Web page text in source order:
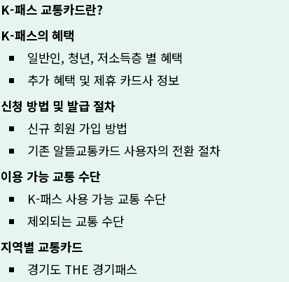
K-패스 교통카드란?
K-패스의 혜택
일반인, 청년, 저소득층 별 혜택
추가 혜택 및 제휴 카드사 정보
신청 방법 및 발급 절차
신규 회원 가입 방법
기존 알뜰교통카드 사용자의 전환 절차
이용 가능 교통 수단
K-패스 사용 가능 교통 수단
제외되는 교통 수단
지역별 교통카드
경기도 THE 경기패스